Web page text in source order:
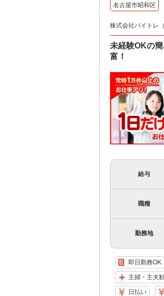
名古屋市昭和区
株式会社バイトレ
未経験OKの
富！
給与
職種
勤務地
即日勤務OK
主婦・主夫
日払い